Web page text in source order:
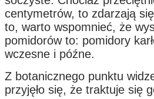
centymetrów, to zdarzają
to, warto wspomnieć, że
pomidorów to: pomidory
wczesne i późne.
Z botanicznego punktu
przyjęło się, że traktuje się